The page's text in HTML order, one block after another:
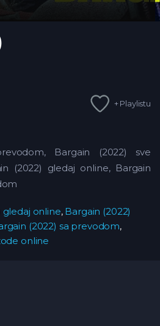
+ Playlistu
Bargain (2022) sve
(2022) gledaj online, Bargain
gledaj online, Bargain (2022)
(2022) sa prevodom,
online